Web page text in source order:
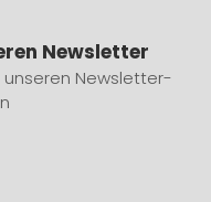
Newsletter
Newsletter-